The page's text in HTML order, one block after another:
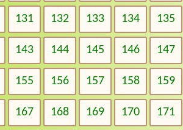
131 132 133 134 135
143 144 145 146 147
155 156 157 158 159
167 168 169 170 171